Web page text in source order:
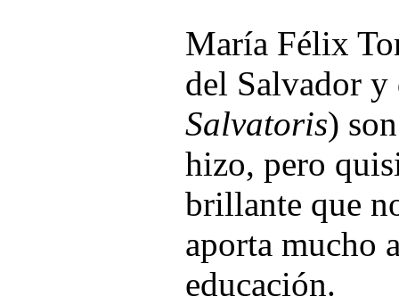
María Félix
del Salvador y
Salvatoris)
hizo, pero
brillante que
aporta mucho
educación.